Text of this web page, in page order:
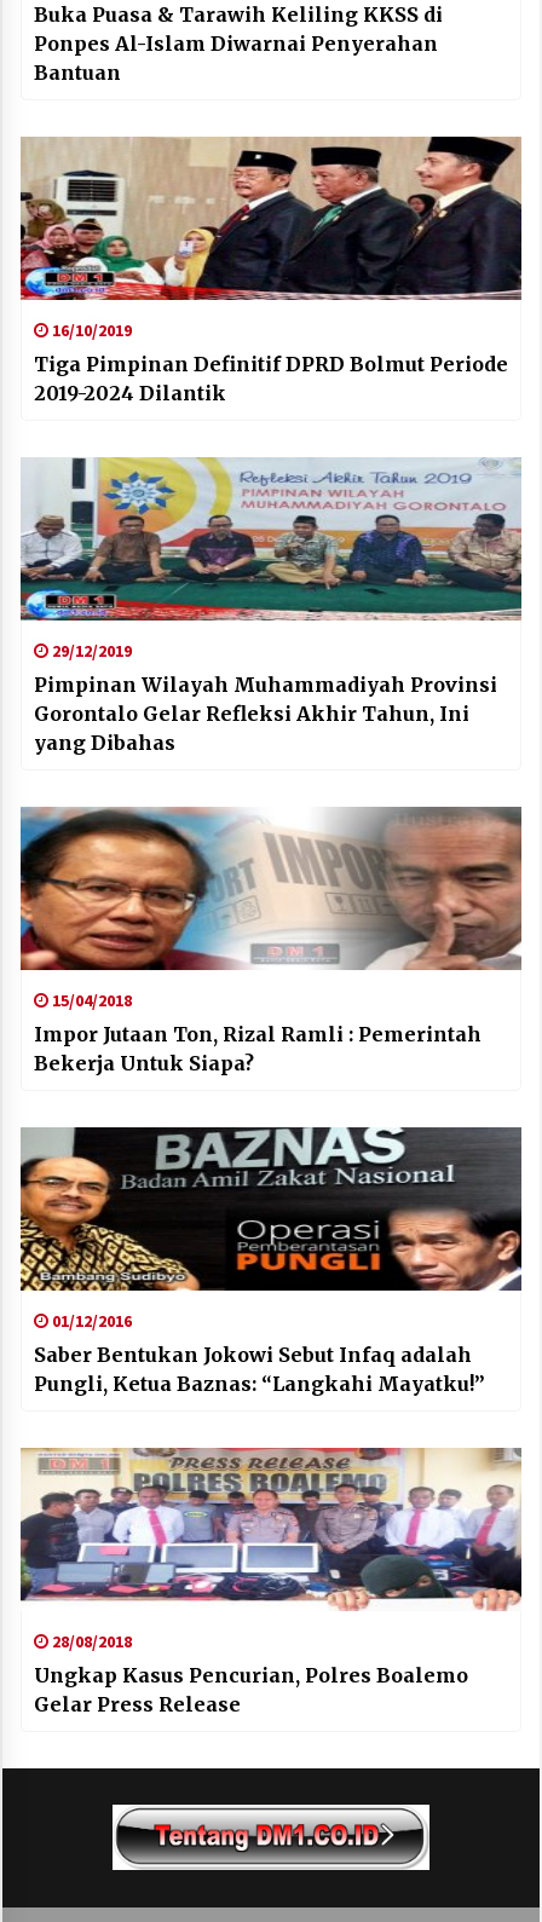
Buka Puasa & Tarawih Keliling KKSS di
Ponpes Al-Islam Diwarnai Penyerahan
Bantuan
16/10/2019
Tiga Pimpinan Definitif DPRD Bolmut Periode
2019-2024 Dilantik
29/12/2019
Pimpinan Wilayah Muhammadiyah Provinsi
Gorontalo Gelar Refleksi Akhir Tahun, Ini
yang Dibahas
15/04/2018
Impor Jutaan Ton, Rizal Ramli : Pemerintah
Bekerja Untuk Siapa?
01/12/2016
Saber Bentukan Jokowi Sebut Infaq adalah
Pungli, Ketua Baznas: “Langkahi Mayatku!”
28/08/2018
Ungkap Kasus Pencurian, Polres Boalemo
Gelar Press Release